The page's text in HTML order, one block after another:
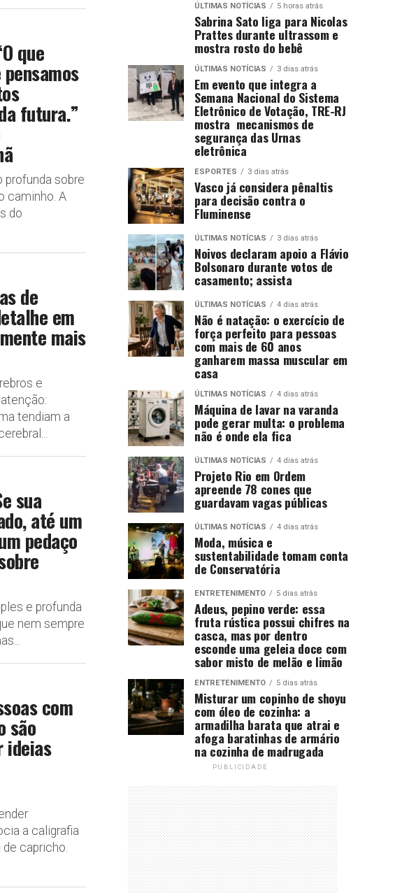
que
futura.”
profunda sobre
caminho. A
do
de
em
mais
e
tendiam a
sua
até um
pedaço
e profunda
nem sempre
com
são
ideias
a caligrafia
capricho.
ÚLTIMAS NOTÍCIAS 5 horas atrás
Sabrina Sato liga para Nicolas
Prattes durante ultrassom e
mostra rosto do bebê
ÚLTIMAS NOTÍCIAS 3 dias atrás
Em evento que integra a
Semana Nacional do Sistema
Eletrônico de Votação, TRE-RJ
mostra mecanismos de
segurança das Urnas
eletrônica
ESPORTES 3 dias atrás
Vasco já considera pênaltis
para decisão contra o
Fluminense
ÚLTIMAS NOTÍCIAS 3 dias atrás
Noivos declaram apoio a Flávio
Bolsonaro durante votos de
casamento; assista
ÚLTIMAS NOTÍCIAS 4 dias atrás
Não é natação: o exercício de
força perfeito para pessoas
com mais de 60 anos
ganharem massa muscular em
casa
ÚLTIMAS NOTÍCIAS 4 dias atrás
Máquina de lavar na varanda
pode gerar multa: o problema
não é onde ela fica
ÚLTIMAS NOTÍCIAS 4 dias atrás
Projeto Rio em Ordem
apreende 78 cones que
guardavam vagas públicas
ÚLTIMAS NOTÍCIAS 4 dias atrás
Moda, música e
sustentabilidade tomam conta
de Conservatória
ENTRETENIMENTO 5 dias atrás
Adeus, pepino verde: essa
fruta rústica possui chifres na
casca, mas por dentro
esconde uma geleia doce com
sabor misto de melão e limão
ENTRETENIMENTO 5 dias atrás
Misturar um copinho de shoyu
com óleo de cozinha: a
armadilha barata que atrai e
afoga baratinhas de armário
na cozinha de madrugada
PUBLICIDADE